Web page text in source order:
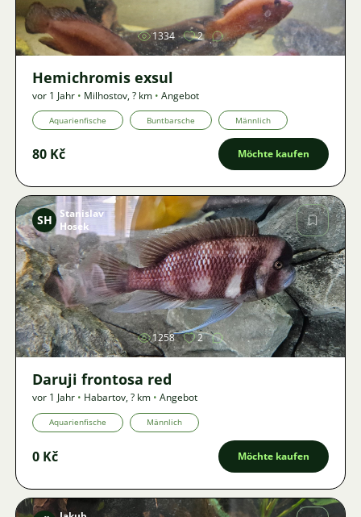
1334 2
Hemichromis exsul
vor 1 Jahr • Milhostov,? km • Angebot
Aquarienfische Buntbarsche Männlich
80 Kč Möchte kaufen
Bild
SH
Stanislav
Hosek
1258 2
Daruji frontosa red
vor 1 Jahr • Habartov,? km • Angebot
Aquarienfische Männlich
0 Kč Möchte kaufen